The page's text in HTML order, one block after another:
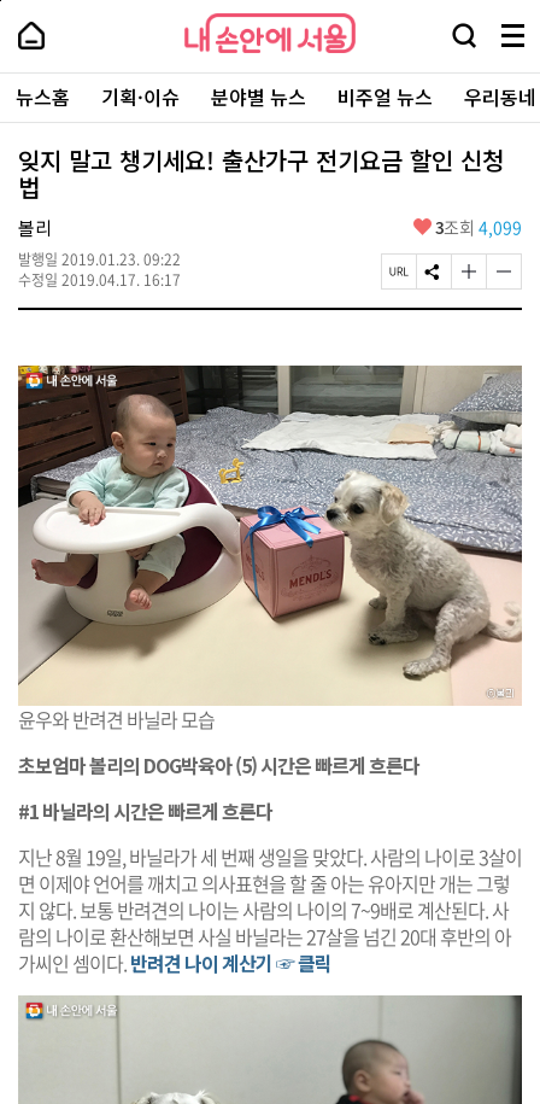
본
로
가
내
손
안
에
서
울
-
서
울
시
대
표
소
통
포
내
손
에
울
검
창
열
기
메
뉴
전
체
보
주
요
서
뉴스홈 기획·이슈 분야별 뉴스 비주얼 뉴스 우리동
잊지 말고 챙기세요! 출산가구 전기요금 할인 신청
법
볼리
발행일 2019.01.23. 09:22
수정일 2019.04.17. 16:17
좋
요
3조회 4,099
페
이
R
L
복
사
S
N
유
기
글
자
크
게
변
경
하
기
글
자
작
게
변
경
하
기
윤우와 반려견 바닐라 모습
초보엄마 볼리의 DOG박육아 (5) 시간은 빠르게 흐른다
#1 바닐라의 시간은 빠르게 흐른다
지난 8월 19일, 바닐라가 세 번째 생일을 맞았다. 사람의 나이로 3살이
면 이제야 언어를 깨치고 의사표현을 할 줄 아는 유아지만 개는 그렇
지 않다. 보통 반려견의 나이는 사람의 나이의 7~9배로 계산된다. 사
람의 나이로 환산해보면 사실 바닐라는 27살을 넘긴 20대 후반의 아
가씨인 셈이다.반려견 나이 계산기 ☞ 클릭
페
상
단
로